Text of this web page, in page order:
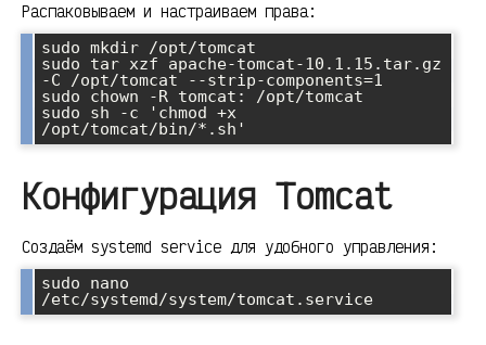
Распаковываем и настраиваем права:
sudo mkdir /opt/tomcat
sudo tar xzf apache-tomcat-10.1.15.tar.gz
-C /opt/tomcat --strip-components=1
sudo chown -R tomcat: /opt/tomcat
sudo sh -c 'chmod +x
Конфигурация Tomcat
Создаём systemd service для удобного управления:
sudo nano